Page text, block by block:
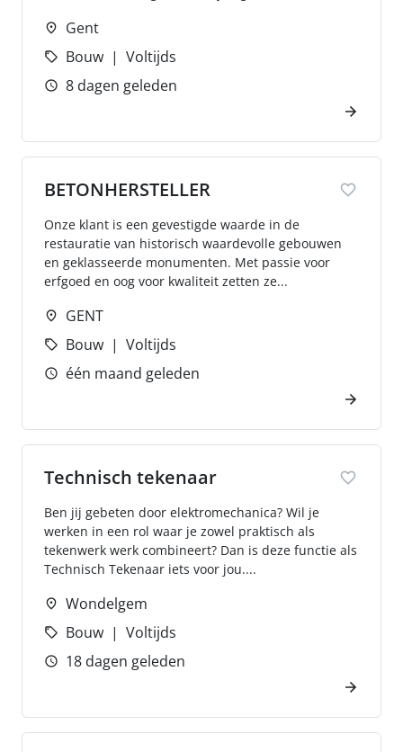
Gent
Bouw
Voltijds
8 dagen geleden
BETONHERSTELLER
Onze klant is een gevestigde waarde in de
restauratie van historisch waardevolle gebouwen
en geklasseerde monumenten. Met passie voor
erfgoed en oog voor kwaliteit zetten ze...
GENT
Bouw
Voltijds
één maand geleden
Technisch tekenaar
Ben jij gebeten door elektromechanica? Wil je
werken in een rol waar je zowel praktisch als
tekenwerk werk combineert? Dan is deze functie als
Technisch Tekenaar iets voor jou....
Wondelgem
Bouw
Voltijds
18 dagen geleden